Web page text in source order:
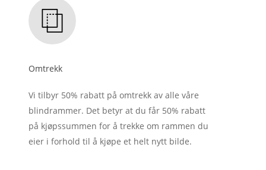
Omtrekk
Vi tilbyr 50% rabatt på omtrekk av alle våre
blindrammer. Det betyr at du får 50% rabatt
på kjøpssummen for å trekke om rammen du
eier i forhold til å kjøpe et helt nytt bilde.